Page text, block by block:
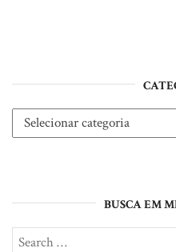
Categorias
BUSCA EM
Search